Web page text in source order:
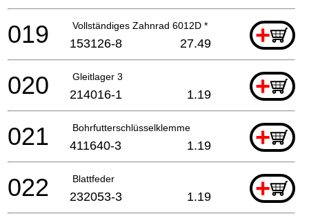
Vollständiges Zahnrad 6012D * +
019 153126-8 27.49
Gleitlager 3 +
020 214016-1 1.19
Bohrfutterschlüsselklemme +
021 411640-3 1.19
Blattfeder +
022 232053-3 1.19